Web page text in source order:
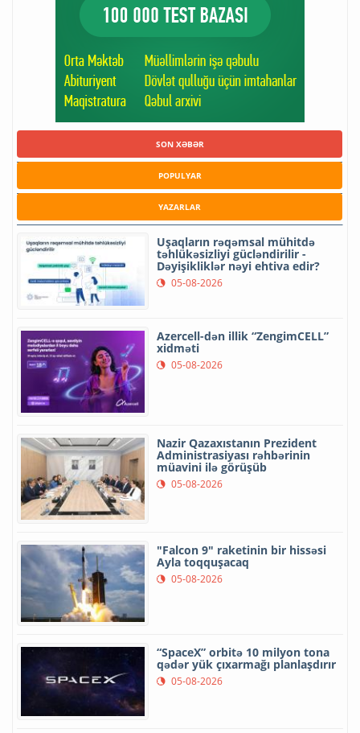
SON XƏBƏR
POPULYAR
YAZARLAR
Uşaqların rəqəmsal mühitdə
təhlükəsizliyi gücləndirilir -
Dəyişikliklər nəyi ehtiva edir?
05-08-2026
Azercell-dən illik “ZengimCELL”
xidməti
05-08-2026
Nazir Qazaxıstanın Prezident
Administrasiyası rəhbərinin
müavini ilə görüşüb
05-08-2026
"Falcon 9" raketinin bir hissəsi
Ayla toqquşacaq
05-08-2026
“SpaceX” orbitə 10 milyon tona
qədər yük çıxarmağı planlaşdırır
05-08-2026